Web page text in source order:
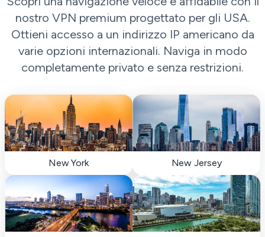
nostro VPN premium progettato per gli USA.
Ottieni accesso a un indirizzo IP americano da
varie opzioni internazionali. Naviga in modo
completamente privato e senza restrizioni.
New York New Jersey